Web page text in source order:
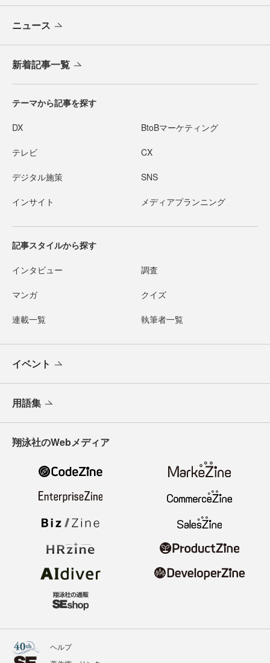
ニュース
新着記事一覧
テーマから記事を探す
DX BtoBマーケティング
テレビ CX
デジタル施策 SNS
インサイト メディアプランニング
記事スタイルから探す
インタビュー 調査
マンガ クイズ
連載一覧 執筆者一覧
イベント
用語集
翔泳社のWebメディア
ヘルプ